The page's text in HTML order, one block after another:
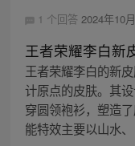
1 个回答 2024年10
王者荣耀李白新
王者荣耀李白的新
计原点的皮肤。其
穿圆领袍衫，塑造
能特效主要以山水